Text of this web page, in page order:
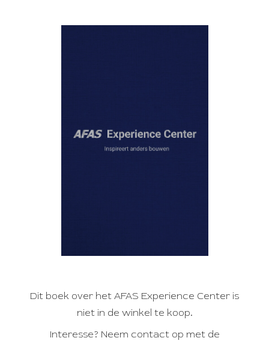
Dit boek over het AFAS Experience Center is
niet in de winkel te koop.
Interesse? Neem contact op met de